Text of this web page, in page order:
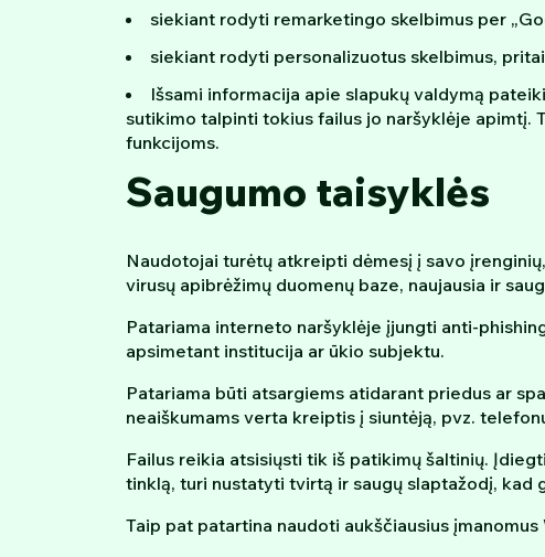
siekiant rodyti remarketingo skelbimus per
siekiant rodyti personalizuotus skelbimus,
Išsami informacija apie slapukų valdymą
sutikimo talpinti tokius failus jo naršyklėje apimtį.
funkcijoms.
Saugumo taisyklės
Naudotojai turėtų atkreipti dėmesį į savo
virusų apibrėžimų duomenų baze, naujausia ir
Patariama interneto naršyklėje įjungti anti-
apsimetant institucija ar ūkio subjektu.
Patariama būti atsargiems atidarant priedus ar
neaiškumams verta kreiptis į siuntėją, pvz.
Failus reikia atsisiųsti tik iš patikimų šaltinių.
tinklą, turi nustatyti tvirtą ir saugų slaptažodį, kad
Taip pat patartina naudoti aukščiausius